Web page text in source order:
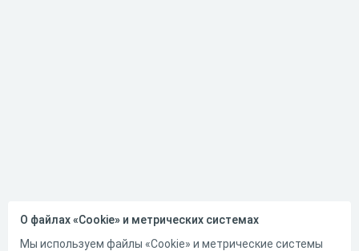
О файлах «Cookie» и метрических системах
Мы используем файлы «Cookie» и метрические системы